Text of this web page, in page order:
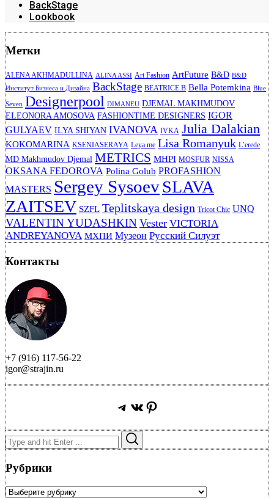
BackStage
Lookbook
Метки
ALENA AKHMADULLINA ALINA ASSI Art Fashion ArtFuture B&D B&D
Институт Бизнеса и Дизайна BackStage BEATRICE.B Bella Potemkina Blue
Seven Designerpool DIMANEU DJEMAL MAKHMUDOV
ELEONORA AMOSOVA FASHIONTIME DESIGNERS IGOR
GULYAEV ILYA SHIYAN IVANOVA IVKA Julia Dalakian
KOKOMARINA KSENIASERAYA Leya me Lisa Romanyuk L’erede
MD Makhmudov Djemal METRICS MHPI MOSFUR NISSA
OKSANA FEDOROVA Polina Golub PROFASHION
MASTERS Sergey SysoevSLAVA
ZAITSEV SZFL Teplitskaya design Tricot Chic UNQ
VALENTIN YUDASHKIN Vester VICTORIA
ANDREYANOVA МХПИ Музеон Русский Силуэт
Контакты
+7 (916) 117-56-22
igor@strajin.ru
Telegram
ВКонтакте
Pinterest
Search
for:
Рубрики
Рубрики